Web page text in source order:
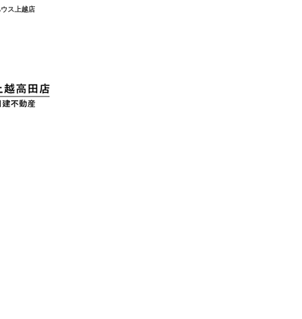
ス上越店